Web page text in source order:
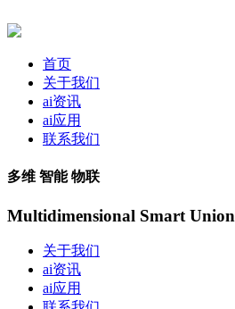
首页
关于我们
ai资讯
ai应用
联系我们
多维 智能 物联
Multidimensional Smart Union
关于我们
ai资讯
ai应用